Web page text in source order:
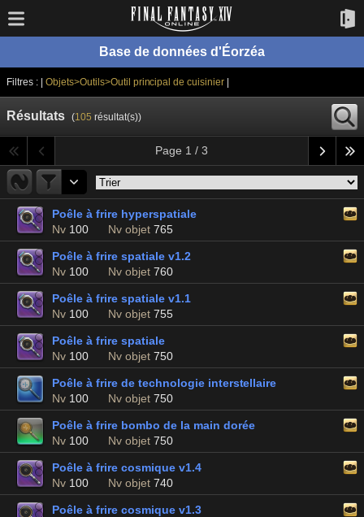
Base de données d'Éorzéa
Filtres : | Objets>Outils>Outil principal de cuisinier
Résultats (105 résultat(s))
Page 1 / 3
Poêle à frire hyperspatiale
Nv 100 Nv objet 765
Poêle à frire spatiale v1.2
Nv 100 Nv objet 760
Poêle à frire spatiale v1.1
Nv 100 Nv objet 755
Poêle à frire spatiale
Nv 100 Nv objet 750
Poêle à frire de technologie interstellaire
Nv 100 Nv objet 750
Poêle à frire bombo de la main dorée
Nv 100 Nv objet 750
Poêle à frire cosmique v1.4
Nv 100 Nv objet 740
Poêle à frire cosmique v1.3